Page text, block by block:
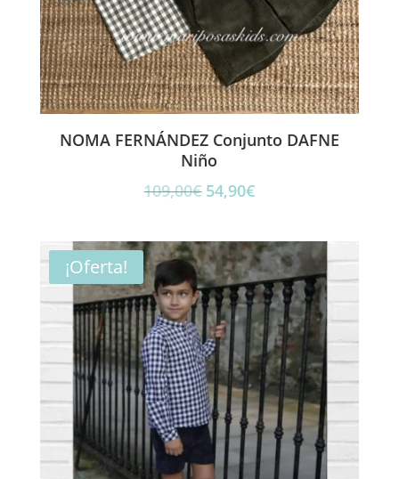
NOMA FERNÁNDEZ Conjunto DAFNE
Niño
109,00€ El
original
era:
109,00€.
54,90€El
actual
es:
54,90€.
¡Oferta!